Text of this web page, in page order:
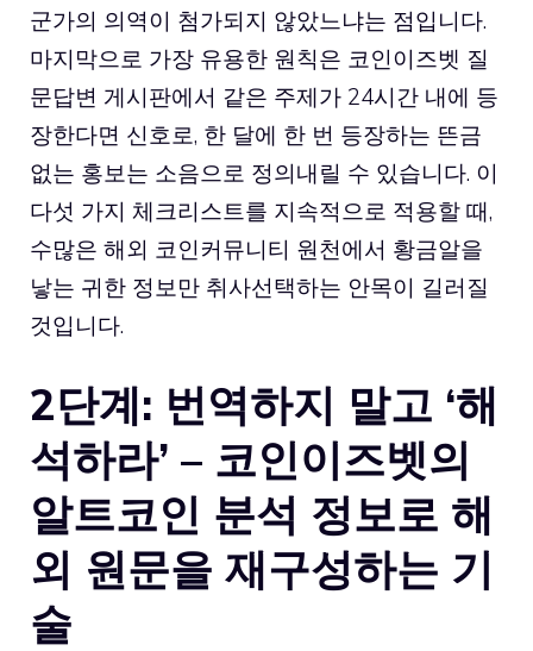
군가의 의역이 첨가되지 않았느냐는 점입니다.
마지막으로 가장 유용한 원칙은 코인이즈벳 질
문답변 게시판에서 같은 주제가 24시간 내에 등
장한다면 신호로, 한 달에 한 번 등장하는 뜬금
없는 홍보는 소음으로 정의내릴 수 있습니다. 이
다섯 가지 체크리스트를 지속적으로 적용할 때,
수많은 해외 코인커뮤니티 원천에서 황금알을
낳는 귀한 정보만 취사선택하는 안목이 길러질
것입니다.
2단계: 번역하지 말고 ‘해
석하라’ – 코인이즈벳의
알트코인 분석 정보로 해
외 원문을 재구성하는 기
술